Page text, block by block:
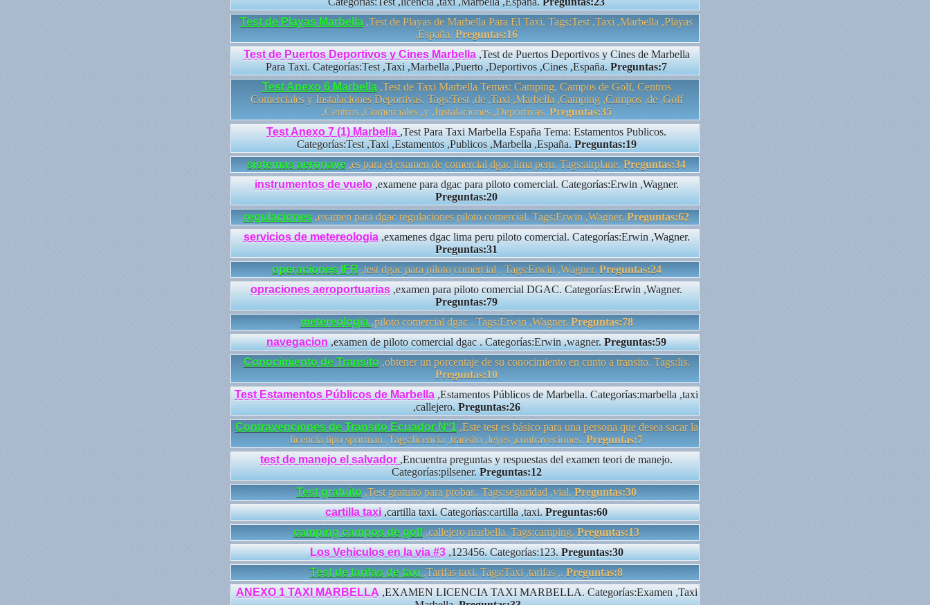
Test de Playas Marbella ,Test de Playas de Marbella Para El Taxi. Tags:Test ,Taxi ,Marbella ,Playas
,España. Preguntas:16
Test de Puertos Deportivos y Cines Marbella,Test de Puertos Deportivos y Cines de Marbella
Para Taxi. Categorías:Test ,Taxi ,Marbella ,Puerto ,Deportivos ,Cines ,España. Preguntas:7
Test Anexo 6 Marbella,Test de Taxi Marbella Temas: Camping, Campos de Golf, Centros
Comerciales y Instalaciones Deportivas. Tags:Test ,de ,Taxi ,Marbella ,Camping ,Campos ,de ,Golf
,Centros ,Comerciales ,y ,Instalaciones ,Deportivas. Preguntas:35
Test Anexo 7 (1) Marbella ,Test Para Taxi Marbella España Tema: Estamentos Publicos.
Categorías:Test ,Taxi ,Estamentos ,Publicos ,Marbella ,España. Preguntas:19
sistemas aeronave ,es para el examen de comercial dgac lima peru. Tags:airplane. Preguntas:34
instrumentos de vuelo,examene para dgac para piloto comercial. Categorías:Erwin ,Wagner.
Preguntas:20
regulaciones ,examen para dgac regulaciones piloto comercial. Tags:Erwin ,Wagner. Preguntas:62
servicios de metereologia,examenes dgac lima peru piloto comercial. Categorías:Erwin ,Wagner.
Preguntas:31
operaciones IFR ,test dgac para piloto comercial . Tags:Erwin ,Wagner. Preguntas:24
opraciones aeroportuarias,examen para piloto comercial DGAC. Categorías:Erwin ,Wagner.
Preguntas:79
metereologia ,piloto comercial dgac . Tags:Erwin ,Wagner. Preguntas:78
navegacion,examen de piloto comercial dgac . Categorías:Erwin ,wagner.Preguntas:59
Conocimiento de Transito,obtener un porcentaje de su conocimiento en cunto a transito. Tags:lis.
Preguntas:10
Test Estamentos Públicos de Marbella ,Estamentos Públicos de Marbella. Categorías:marbella ,taxi
,callejero.Preguntas:26
Contravenciones de Transito Ecuador Nº1,Este test es básico para una persona que desea sacar la
licencia tipo sporman. Tags:licencia ,transito ,leyes ,contraveciones. Preguntas:7
test de manejo el salvador ,Encuentra preguntas y respuestas del examen teori de manejo.
Categorías:pilsener. Preguntas:12
Test gratuito ,Test gratuito para probar.. Tags:seguridad ,vial. Preguntas:30
cartilla taxi,cartilla taxi. Categorías:cartilla ,taxi.Preguntas:60
camping campos de golf,callejero marbella. Tags:camping. Preguntas:13
Los Vehiculos en la via #3,123456. Categorías:123.Preguntas:30
Test de tarifas de taxi ,Tarifas taxi. Tags:Taxi ,tarifas ,. Preguntas:8
ANEXO 1 TAXI MARBELLA ,EXAMEN LICENCIA TAXI MARBELLA. Categorías:Examen ,Taxi